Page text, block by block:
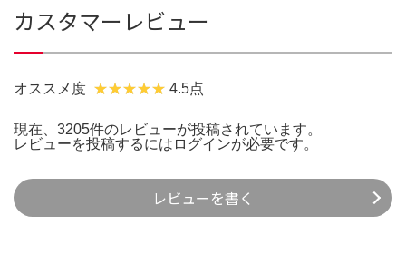
カスタマーレビュー
オススメ度 4.5点
現在、3205件のレビューが投稿されています。
レビューを投稿するには ログインが必要です。
レビューを書く